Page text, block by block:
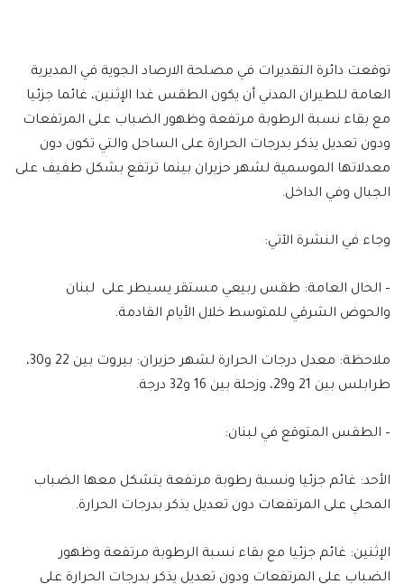
توقعت دائرة التقديرات في مصلحة الارصاد الجوية في المديرية
العامة للطيران المدني أن يكون الطقس غدا الإثنين، غائما جزئيا
مع بقاء نسبة الرطوبة مرتفعة وظهور الضباب على المرتفعات
ودون تعديل يذكر بدرجات الحرارة على الساحل والتي تكون دون
معدلاتها الموسمية لشهر حزيران بينما ترتفع بشكل طفيف على
الجبال وفي الداخل.
وجاء في النشرة الآتي:
– الحال العامة: طقس ربيعي مستقر يسيطر على لبنان
والحوض الشرقي للمتوسط خلال الأيام القادمة.
ملاحظة: معدل درجات الحرارة لشهر حزيران: بيروت بين 22 و30،
طرابلس بين 21 و29، وزحلة بين 16 و32 درجة.
– الطقس المتوقع في لبنان:
الأحد: غائم جزئيا ونسبة رطوبة مرتفعة يتشكل معها الضباب
المحلي على المرتفعات دون تعديل يذكر بدرجات الحرارة.
الإثنين: غائم جزئيا مع بقاء نسبة الرطوبة مرتفعة وظهور
الضباب على المرتفعات ودون تعديل يذكر بدرجات الحرارة على